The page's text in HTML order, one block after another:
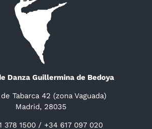
Danza Guillermina de Bedoya
Tabarca 42 (zona Vaguada)
Madrid, 28035
378 1500 / +34 617 097 020